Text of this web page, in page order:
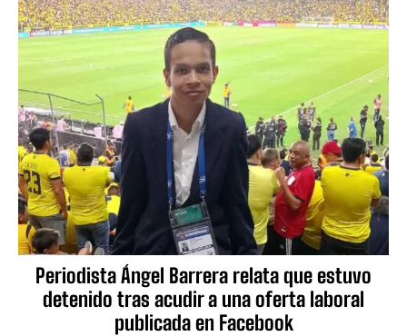
Periodista Ángel Barrera relata que estuvo
detenido tras acudir a una oferta laboral
publicada en Facebook